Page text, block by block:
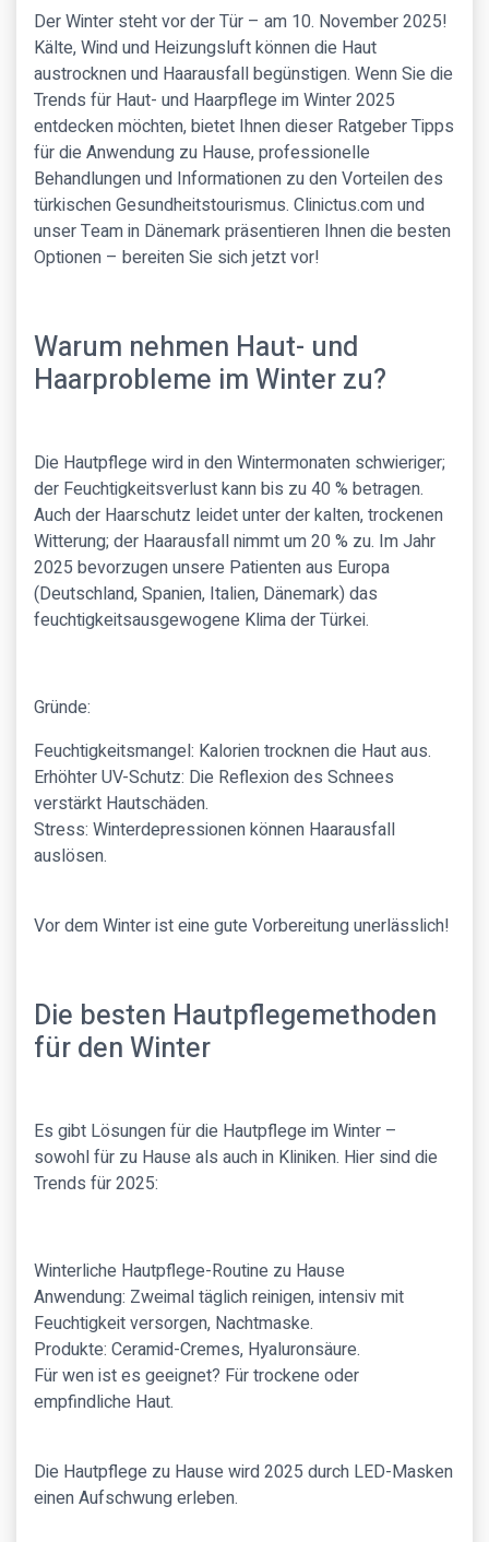
Der Winter steht vor der Tür – am 10. November 2025!
Kälte, Wind und Heizungsluft können die Haut
austrocknen und Haarausfall begünstigen. Wenn Sie die
Trends für Haut- und Haarpflege im Winter 2025
entdecken möchten, bietet Ihnen dieser Ratgeber Tipps
für die Anwendung zu Hause, professionelle
Behandlungen und Informationen zu den Vorteilen des
türkischen Gesundheitstourismus. Clinictus.com und
unser Team in Dänemark präsentieren Ihnen die besten
Optionen – bereiten Sie sich jetzt vor!
Warum nehmen Haut- und
Haarprobleme im Winter zu?
Die Hautpflege wird in den Wintermonaten schwieriger;
der Feuchtigkeitsverlust kann bis zu 40 % betragen.
Auch der Haarschutz leidet unter der kalten, trockenen
Witterung; der Haarausfall nimmt um 20 % zu. Im Jahr
2025 bevorzugen unsere Patienten aus Europa
(Deutschland, Spanien, Italien, Dänemark) das
feuchtigkeitsausgewogene Klima der Türkei.
Gründe:
Feuchtigkeitsmangel: Kalorien trocknen die Haut aus.
Erhöhter UV-Schutz: Die Reflexion des Schnees
verstärkt Hautschäden.
Stress: Winterdepressionen können Haarausfall
auslösen.
Vor dem Winter ist eine gute Vorbereitung unerlässlich!
Die besten Hautpflegemethoden
für den Winter
Es gibt Lösungen für die Hautpflege im Winter –
sowohl für zu Hause als auch in Kliniken. Hier sind die
Trends für 2025:
Winterliche Hautpflege-Routine zu Hause
Anwendung: Zweimal täglich reinigen, intensiv mit
Feuchtigkeit versorgen, Nachtmaske.
Produkte: Ceramid-Cremes, Hyaluronsäure.
Für wen ist es geeignet? Für trockene oder
empfindliche Haut.
Die Hautpflege zu Hause wird 2025 durch LED-Masken
einen Aufschwung erleben.